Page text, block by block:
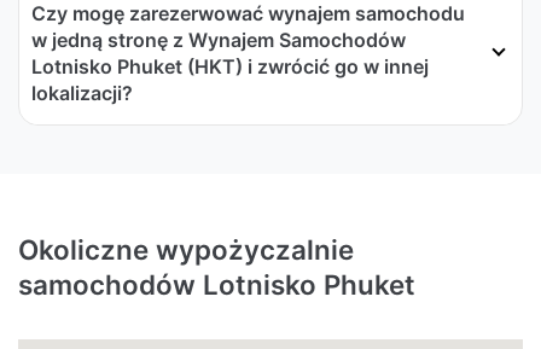
Czy mogę zarezerwować wynajem samochodu
w jedną stronę z Wynajem Samochodów
Lotnisko Phuket (HKT) i zwrócić go w innej
lokalizacji?
Okoliczne wypożyczalnie
samochodów Lotnisko Phuket